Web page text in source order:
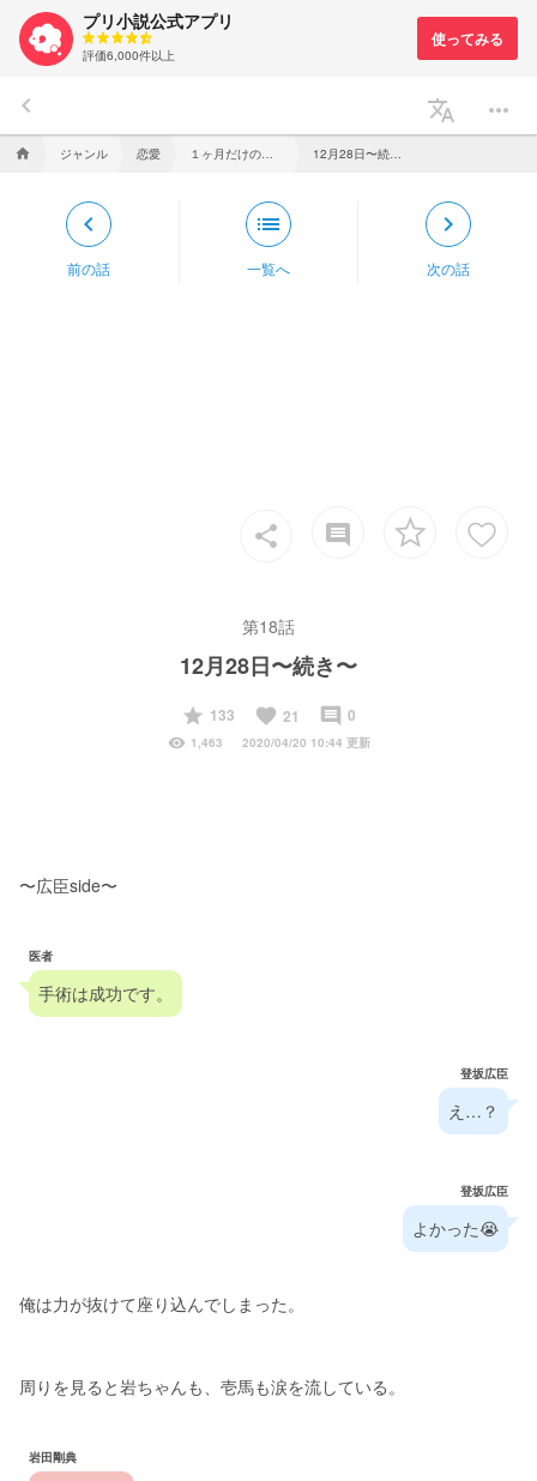
プリ小説公式アプリ
評価6,000件以上
keyboard_arrow_left translate more_horiz
home ジャンル 恋愛
keyboard_arrow_left
前の話
list
一覧へ
keyboard_arrow_right
次の話
share insert_comment
第18話
12月28日〜続き〜
start
133 favorite 21 insert_comment 0
visibility 1,463 2020/04/20 10:44 更新
〜広臣side〜
医者
手術は成功です。
登坂広臣
え…？
登坂広臣
よかった😭
俺は力が抜けて座り込んでしまった。
周りを見ると岩ちゃんも、壱馬も涙を流している。
岩田剛典